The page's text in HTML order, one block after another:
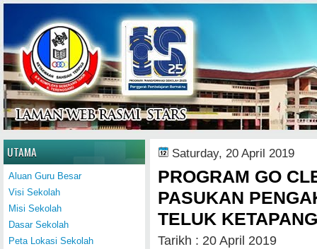
Home
Saturday, 20 April 2019
PROGRAM GO
PASUKAN
TELUK KETAPANG
Tarikh : 20 April 2019
UTAMA
Aluan Guru Besar
Visi Sekolah
Misi Sekolah
Dasar Sekolah
Peta Lokasi Sekolah